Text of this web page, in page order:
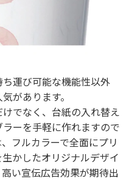
運び可能な機能性以外
があります。
でなく、台紙の入れ替え
ーを手軽に作れますので
フルカラーで全面にプリ
かしたオリジナルデザイ
い宣伝広告効果が期待出